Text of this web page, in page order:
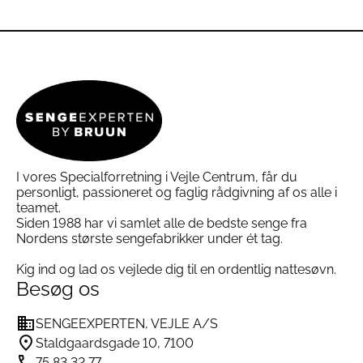
Vi har de mest populære størrelser på lager og
klar til hurtig afsendelse. I enkelte perioder kan
visse størrelser være udsolgt – vi informerer
naturligvis ved bestilling, hvis der er leveringstid.
Vedligeholdelse
Vaskes ved 40°C
Egnet til tørretumbler (lav varme)
Vask med lignende farver
Anbefales vasket før brug
Specifikationer
har
Mulighederne
kan
vælges
på
varesiden
har
I vores Specialforretning i Vejle Centrum, får du
personligt, passioneret og faglig rådgivning af os alle i
teamet.
Siden 1988 har vi samlet alle de bedste senge fra
Nordens største sengefabrikker under ét tag.
Kig ind og lad os vejlede dig til en ordentlig nattesøvn.
Besøg os
SENGEEXPERTEN, VEJLE A/S
Staldgaardsgade 10, 7100